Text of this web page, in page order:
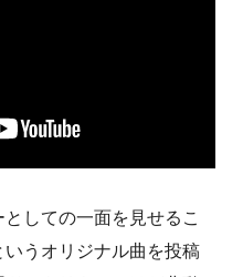
しての一面を見せるこ
いうオリジナル曲を投稿